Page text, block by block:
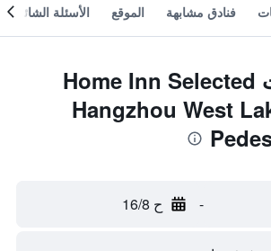
فنادق مشابهة الموقع الأسئلة الشائعة
أفضل صفقات Home Inn Selected
Hangzhou West
- ح 16/8